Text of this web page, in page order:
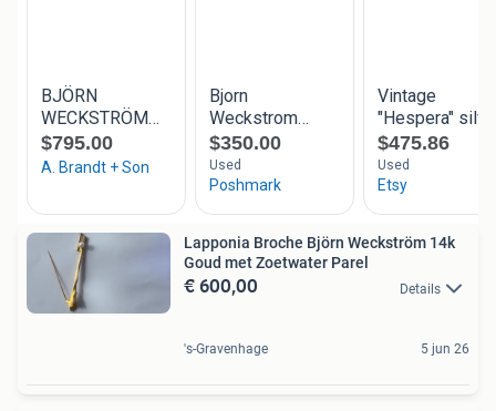
Lapponia Broche Björn Weckström 14k
Goud met Zoetwater Parel
€ 600,00 Details
's-Gravenhage 5 jun 26